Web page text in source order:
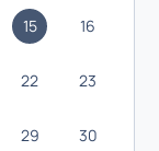
15 16
22 23
29 30